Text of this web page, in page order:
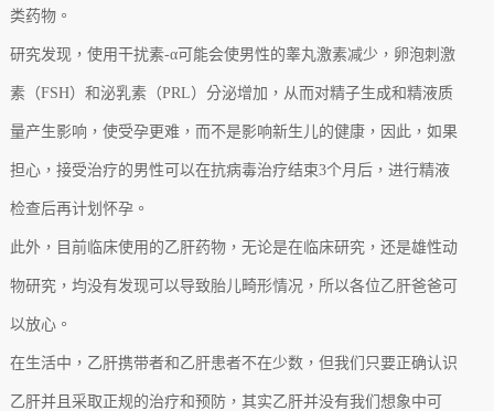
类药物。
研究发现，使用干扰素-α可能会使男性的睾丸激素减少，卵泡刺激
素（FSH）和泌乳素（PRL）分泌增加，从而对精子生成和精液质
量产生影响，使受孕更难，而不是影响新生儿的健康，因此，如果
担心，接受治疗的男性可以在抗病毒治疗结束3个月后，进行精液
检查后再计划怀孕。
此外，目前临床使用的乙肝药物，无论是在临床研究，还是雄性动
物研究，均没有发现可以导致胎儿畸形情况，所以各位乙肝爸爸可
以放心。
在生活中，乙肝携带者和乙肝患者不在少数，但我们只要正确认识
乙肝并且采取正规的治疗和预防，其实乙肝并没有我们想象中可